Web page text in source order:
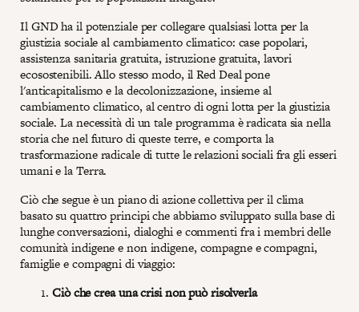
Il GND ha il potenziale per collegare qualsiasi lotta per la
giustizia sociale al cambiamento climatico: case popolari,
assistenza sanitaria gratuita, istruzione gratuita, lavori
ecosostenibili. Allo stesso modo, il Red Deal pone
l'anticapitalismo e la decolonizzazione, insieme al
cambiamento climatico, al centro di ogni lotta per la giustizia
sociale. La necessità di un tale programma è radicata sia nella
storia che nel futuro di queste terre, e comporta la
trasformazione radicale di tutte le relazioni sociali fra gli esseri
umani e la Terra.
Ciò che segue è un piano di azione collettiva per il clima
basato su quattro principi che abbiamo sviluppato sulla base di
lunghe conversazioni, dialoghi e commenti fra i membri delle
comunità indigene e non indigene, compagne e compagni,
famiglie e compagni di viaggio:
Ciò che crea una crisi non può risolverla